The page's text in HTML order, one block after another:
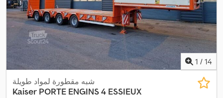
1 / 14
شبه مقطورة لمواد طويلة
Kaiser PORTE ENGINS 4 ESSIEUX